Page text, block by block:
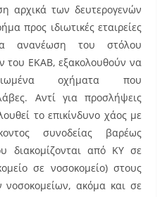
αρχικά των δευτερογενών
προς ιδιωτικές εταιρείες
ανανέωση του στόλου
του ΕΚΑΒ, εξακολουθούν να
οχήματα που
Αντί για προσλήψεις
το επικίνδυνο χάος με
συνοδείας βαρέως
διακομίζονται από ΚΥ σε
σε νοσοκομείο) στους
ακόμα και σε